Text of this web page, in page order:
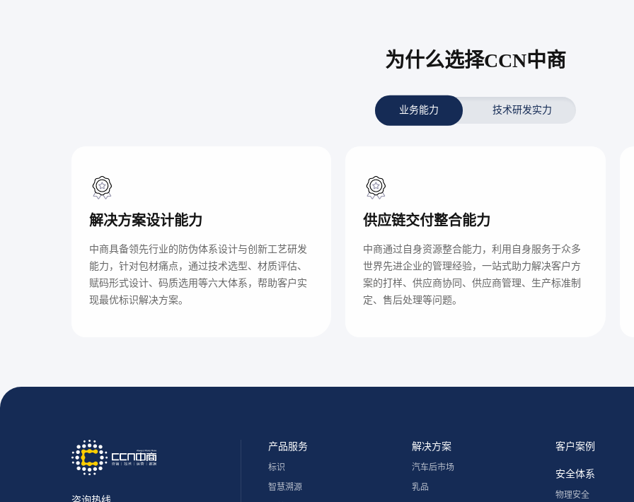
为什么选择CCN中商
业务能力 技术研发实力
解决方案设计能力
中商具备领先行业的防伪体系设计与创新工艺研发
能力，针对包材痛点，通过技术选型、材质评估、
赋码形式设计、码质选用等六大体系，帮助客户实
现最优标识解决方案。
供应链交付整合能力
中商通过自身资源整合能力，利用自身服务于众多
世界先进企业的管理经验，一站式助力解决客户方
案的打样、供应商协同、供应商管理、生产标准制
定、售后处理等问题。
产品服务
标识
智慧溯源
解决方案
汽车后市场
乳品
客户案例
安全体系
物理安全